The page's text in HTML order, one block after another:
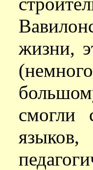
жизни,
смогли